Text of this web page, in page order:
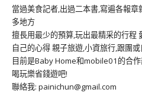
當過美食記者,出過二本書,寫遍各報
多地方
擅長用最少的預算,玩出最精采的行程
自己的心得 親子旅遊,小資旅行,跟團
目前是Baby Home和mobile01的合
喝玩樂省錢遊吧!
聯絡我: painichun@gmail.com